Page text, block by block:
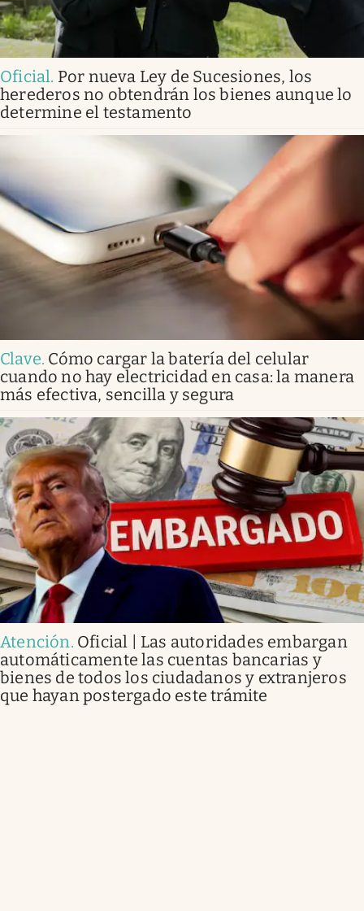
Oficial. Por nueva Ley de Sucesiones, los
herederos no obtendrán los bienes aunque lo
determine el testamento
Clave. Cómo cargar la batería del celular
cuando no hay electricidad en casa: la manera
más efectiva, sencilla y segura
Atención. Oficial | Las autoridades embargan
automáticamente las cuentas bancarias y
bienes de todos los ciudadanos y extranjeros
que hayan postergado este trámite